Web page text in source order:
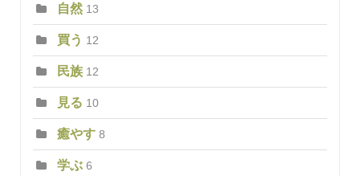
自然 13
買う 12
民族 12
見る 10
癒やす 8
学ぶ 6